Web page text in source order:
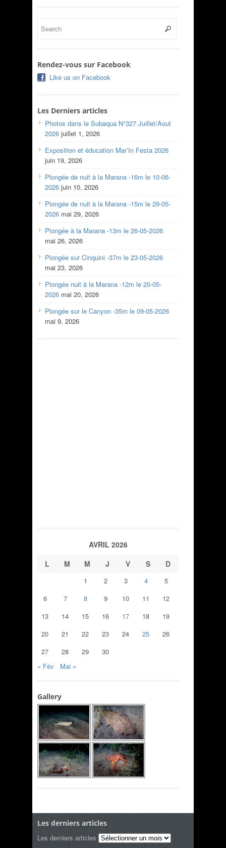
Rendez-vous sur Facebook
Like us on Facebook
Les Derniers articles
Photos dans le Subaqua N°327 Juillet/Aout
2026 juillet 1, 2026
Exposition et éducation Mar’In Festa 2026
juin 19, 2026
Plongée de nuit à la Marana -16m le 10-06-
2026 juin 10, 2026
Plongée de nuit à la Marana -15m le 29-05-
2026 mai 29, 2026
Plongée à la Marana -13m le 26-05-2026
mai 26, 2026
Plongée sur Cinquini -37m le 23-05-2026
mai 23, 2026
Plongée nuit à la Marana -12m le 20-05-
2026 mai 20, 2026
Plongée sur le Canyon -35m le 09-05-2026
mai 9, 2026
AVRIL 2026
L
M M J V S D
1 2 3 4
5
6
7 8 9 10 11
12
13
14 15 16 17 18
19
20
21 22 23 24 25
26
27
28 29
30
« Fév
Mai »
Gallery
Les derniers articles
Les derniers articles